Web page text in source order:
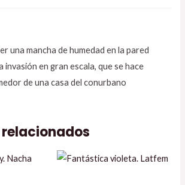
una mancha de humedad en la pared
invasión en gran escala, que se hace
de una casa del conurbano